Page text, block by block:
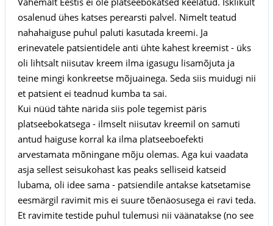
osalenud ühes katses perearsti palvel. Nimelt teatud
nahahaiguse puhul paluti kasutada kreemi. Ja
erinevatele patsientidele anti ühte kahest kreemist - üks
oli lihtsalt niisutav kreem ilma igasugu lisamõjuta ja
teine mingi konkreetse mõjuainega. Seda siis muidugi nii
et patsient ei teadnud kumba ta sai.
Kui nüüd tähte närida siis pole tegemist päris
platseebokatsega - ilmselt niisutav kreemil on samuti
antud haiguse korral ka ilma platseeboefekti
arvestamata mõningane mõju olemas. Aga kui vaadata
asja sellest seisukohast kas peaks selliseid katseid
lubama, oli idee sama - patsiendile antakse katsetamise
eesmärgil ravimit mis ei suure tõenäosusega ei ravi teda.
Et ravimite testide puhul tulemusi nii väänatakse (no see